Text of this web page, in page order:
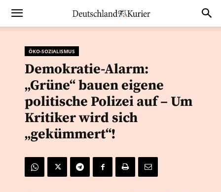
ÖKO-SOZIALISMUS
Demokratie-Alarm:
„Grüne“ bauen eigene
politische Polizei auf – Um
Kritiker wird sich
„gekümmert“!